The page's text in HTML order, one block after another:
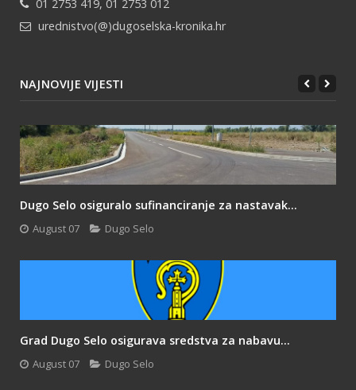
01 2753 419, 01 2753 012
urednistvo(@)dugoselska-kronika.hr
NAJNOVIJE VIJESTI
Dugo Selo osiguralo sufinanciranje za nastavak...
August 07 Dugo Selo
Grad Dugo Selo osigurava sredstva za nabavu...
August 07 Dugo Selo